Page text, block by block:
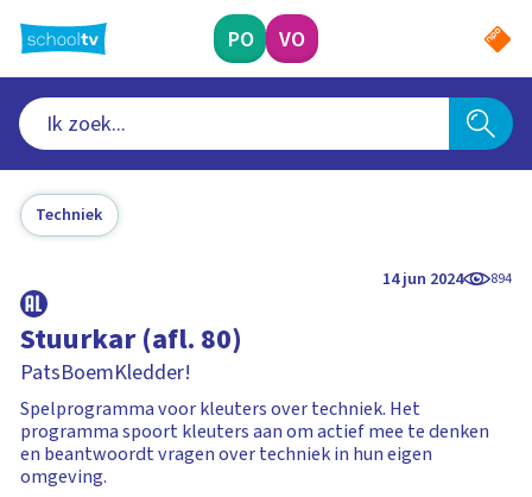
naar
hoofdinhoud
PO VO
Techniek
14 jun 2024 894
Stuurkar (afl. 80)
PatsBoemKledder!
Spelprogramma voor kleuters over techniek. Het
programma spoort kleuters aan om actief mee te denken
en beantwoordt vragen over techniek in hun eigen
omgeving.